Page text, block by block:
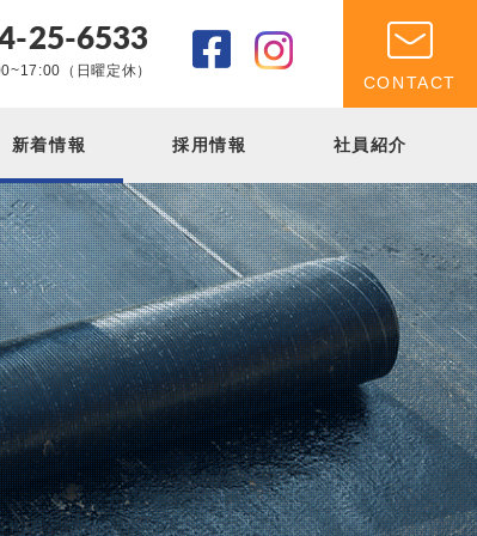
25-6533
（日曜定休）
CONTACT
新着情報 採用情報 社員紹介